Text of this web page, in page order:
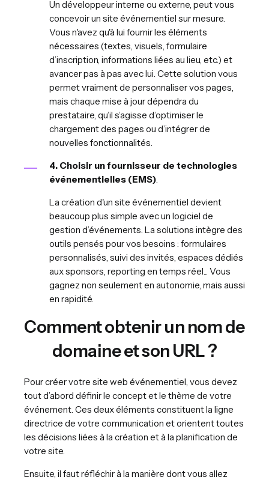
Un développeur interne ou externe, peut vous
concevoir un site événementiel sur mesure.
Vous n'avez qu'à lui fournir les éléments
nécessaires (textes, visuels, formulaire
d’inscription, informations liées au lieu, etc.) et
avancer pas à pas avec lui. Cette solution vous
permet vraiment de personnaliser vos pages,
mais chaque mise à jour dépendra du
prestataire, qu’il s’agisse d’optimiser le
chargement des pages ou d’intégrer de
nouvelles fonctionnalités.
4. Choisir un fournisseur de technologies
événementielles (EMS)
La création d'un site événementiel devient
beaucoup plus simple avec un logiciel de
gestion d’événements. La solutions intègre des
outils pensés pour vos besoins : formulaires
personnalisés, suivi des invités, espaces dédiés
aux sponsors, reporting en temps réel... Vous
gagnez non seulement en autonomie, mais aussi
en rapidité.
Comment obtenir un nom de
domaine et son URL ?
Pour créer votre site web événementiel, vous devez
tout d’abord définir le concept et le thème de votre
événement. Ces deux éléments constituent la ligne
directrice de votre communication et orientent toutes
les décisions liées à la création et à la planification de
votre site.
Ensuite, il faut réfléchir à la manière dont vous allez